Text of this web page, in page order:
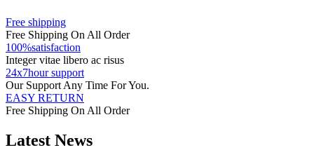
Free shipping
Free Shipping On All Order
100%satisfaction
Integer vitae libero ac risus
24x7hour support
Our Support Any Time For You.
EASY RETURN
Free Shipping On All Order
Latest News